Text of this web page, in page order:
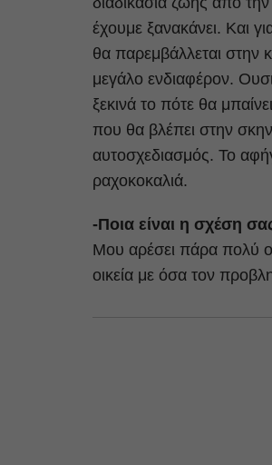
έχουμε ξανακάνει. Και
θα παρεμβάλλεται στην
μεγάλο ενδιαφέρον.
ξεκινά το πότε θα
που θα βλέπει στην
αυτοσχεδιασμός. Το
ραχοκοκαλιά.
-Ποια είναι η σχέση
Μου αρέσει πάρα πολύ
οικεία με όσα τον